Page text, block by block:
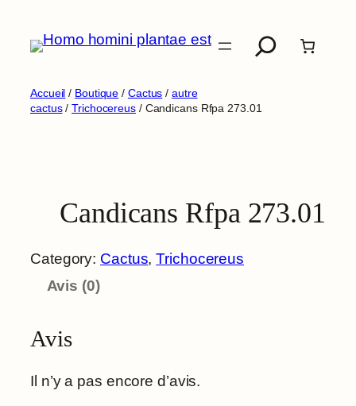
contenu
Accueil / Boutique / Cactus /autre
cactus/Trichocereus/ Candicans Rfpa 273.01
Candicans Rfpa 273.01
Category: Cactus, Trichocereus
Avis (0)
Avis
Il n’y a pas encore d’avis.